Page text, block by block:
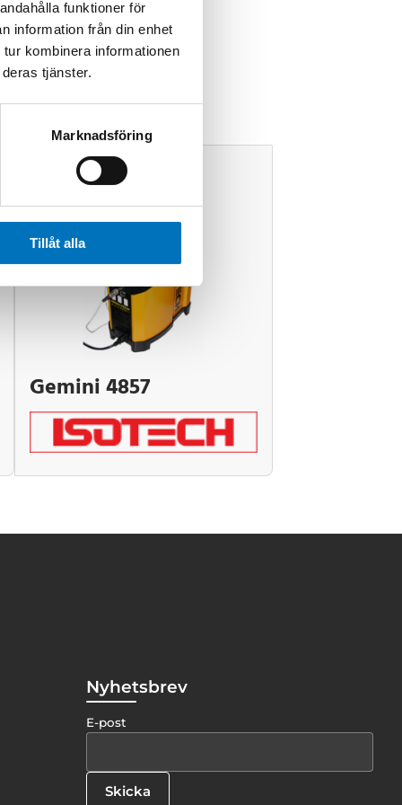
funktioner för
information från din enhet
kombinera informationen
tjänster.
Marknadsföring
Tillåt alla
Gemini 4857
Nyhetsbrev
E-post